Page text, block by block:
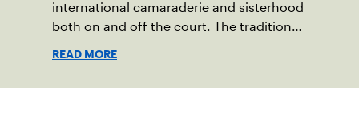
international camaraderie and sisterhood
both on and off the court. The tradition
READ MORE